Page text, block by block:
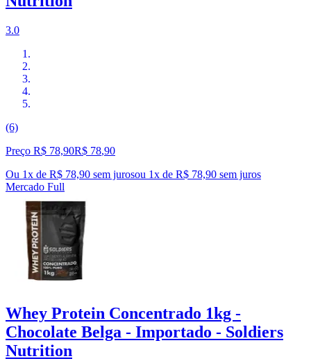
3.0
(6)
Preço R$ 78,90R$ 78,90
Ou 1x de R$ 78,90 sem jurosou 1x de R$ 78,90 sem juros
Mercado Full
Whey Protein Concentrado 1kg -
Chocolate Belga - Importado - Soldiers
Nutrition